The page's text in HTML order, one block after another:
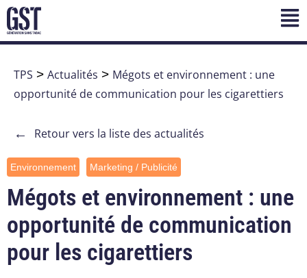
TPS > Actualités > Mégots et environnement : une
opportunité de communication pour les cigarettiers
← Retour vers la liste des actualités
Environnement Marketing / Publicité
Mégots et environnement : une
opportunité de communication
pour les cigarettiers